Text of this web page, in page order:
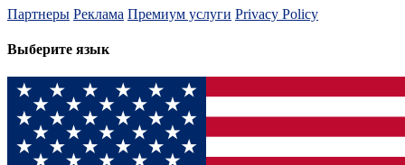
Партнеры Реклама Премиум услуги Privacy Policy
Выберите язык